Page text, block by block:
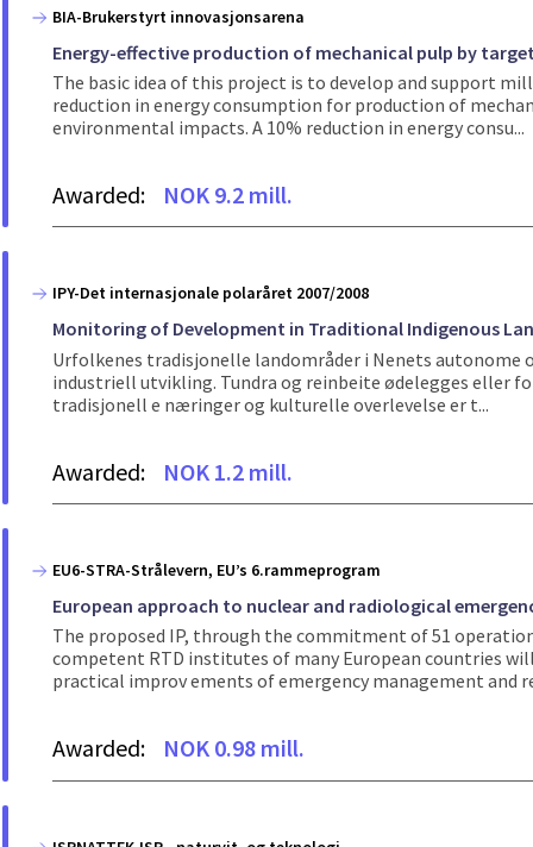
BIA-Brukerstyrt innovasjonsarena
Energy-effective production of mechanical pulp by
The basic idea of this project is to develop and support
reduction in energy consumption for production of
environmental impacts. A 10% reduction in energy consu...
Awarded: NOK 9.2 mill.
IPY-Det internasjonale polaråret 2007/2008
Monitoring of Development in Traditional Indigenous
Urfolkenes tradisjonelle landområder i Nenets
industriell utvikling. Tundra og reinbeite ødelegges eller
tradisjonell e næringer og kulturelle overlevelse er t...
Awarded: NOK 1.2 mill.
EU6-STRA-Strålevern, EU’s 6.rammeprogram
European approach to nuclear and radiological
The proposed IP, through the commitment of 51
competent RTD institutes of many European countries
practical improv ements of emergency management and
Awarded: NOK 0.98 mill.